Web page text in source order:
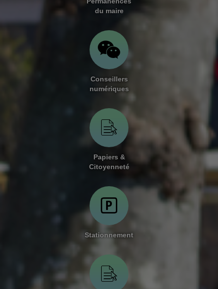
RAPIDE
du maire
Conseillers
numériques
Papiers &
Citoyenneté
Stationnement